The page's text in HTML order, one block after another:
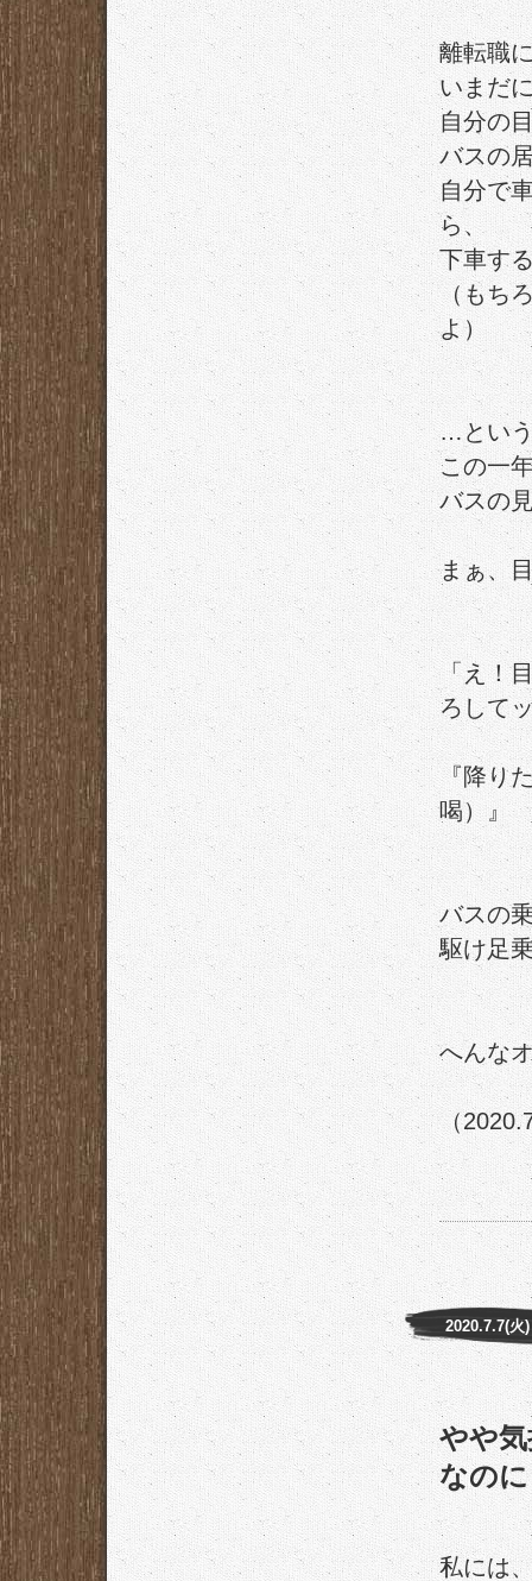
離転職
いまだ
自分の
バスの
自分で
ら、
下車す
（もち
よ）
…とい
この一
バスの
まぁ、
「え！
ろして
『降り
喝）』
バスの
駆け足
へんな
（
2020.7.7(火)
やや
なの
私には